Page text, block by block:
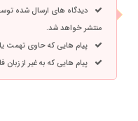
دیدگاه های ارسال شده
منتشر خواهد شد.
پیام هایی که حاوی تهمت
پیام هایی که به غیر از